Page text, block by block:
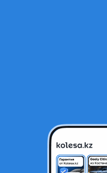
BMW 528 2015 года